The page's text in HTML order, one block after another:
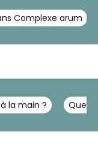
Complexe arum
la main ? Quel